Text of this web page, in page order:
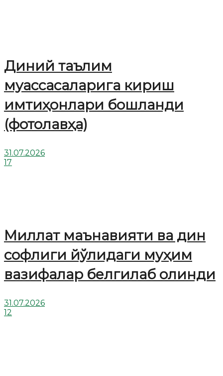
Диний таълим
муассасаларига кириш
имтиҳонлари бошланди
(фотолавҳа)
31.07.2026
17
Миллат маънавияти ва дин
софлиги йўлидаги муҳим
вазифалар белгилаб олинди
31.07.2026
12